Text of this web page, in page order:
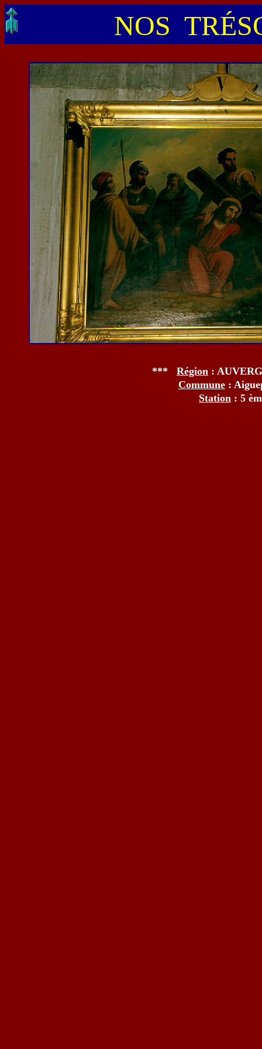
NOS
*** Région :
Commune:
Station : 5